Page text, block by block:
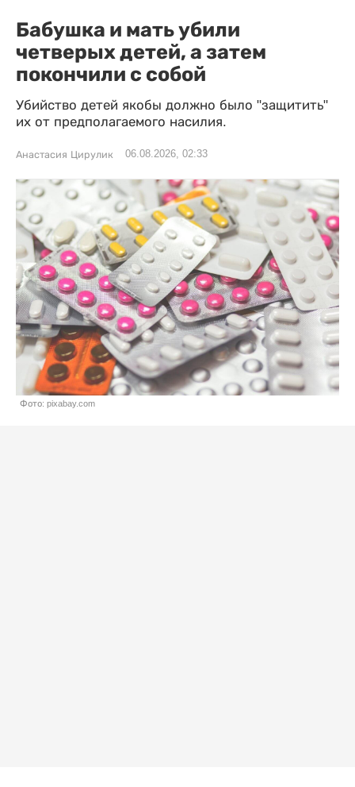
Бабушка и мать убили
четверых детей, а затем
покончили с собой
Убийство детей якобы должно было "защитить"
их от предполагаемого насилия.
Анастасия Цирулик 06.08.2026, 02:33
Фото: pixabay.com